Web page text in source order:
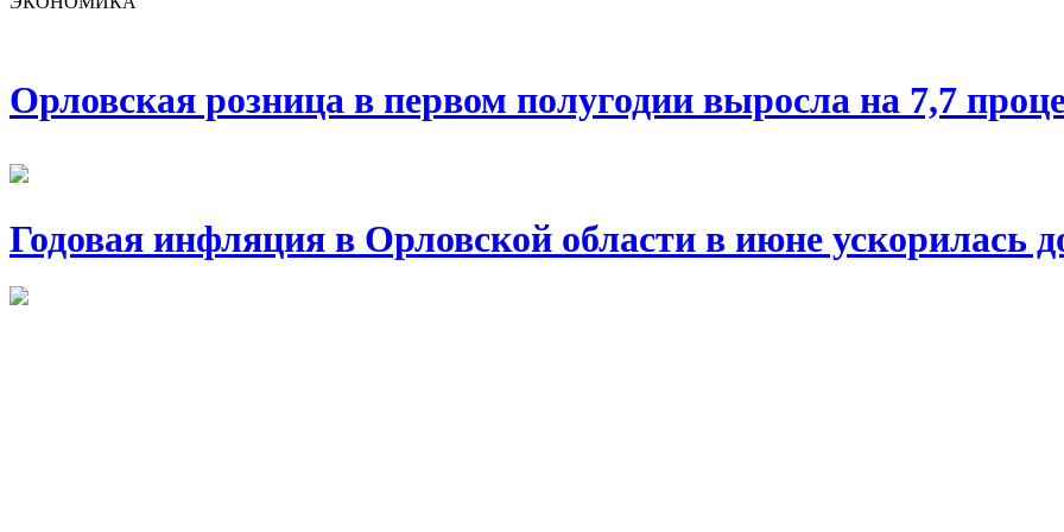
Орловская розница в первом полугодии выросла на 7,7
Годовая инфляция в Орловской области в июне ускорилась